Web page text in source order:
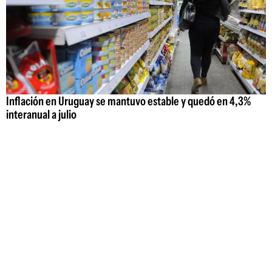
Inflación en Uruguay se mantuvo estable y quedó en 4,3%
interanual a julio